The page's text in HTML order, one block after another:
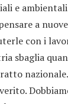
e
a
con i
sbaglia